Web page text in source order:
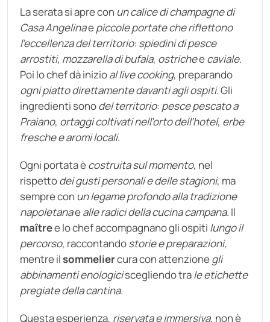
La serata si apre con un calice di champagne di
Casa Angelinaepiccole portate che riflettono
l’eccellenza del territorio: spiedini di pesce
arrostiti, mozzarella di bufala, ostricheecaviale.
Poi lo chef dà inizioal live cooking, preparando
ogni piatto direttamente davanti agli ospiti. Gli
ingredienti sonodel territorio: pesce pescato a
Praiano, ortaggi coltivati nell’orto dell’hotel, erbe
fresche e aromi locali.
Ogni portata ècostruita sul momento, nel
rispettodei gusti personali e delle stagioni, ma
sempre con un legame profondo alla tradizione
napoletanaealle radici della cucina campana. Il
maîtree lo chef accompagnano gli ospiti lungo il
percorso, raccontandostorie e preparazioni,
mentre ilsommeliercura con attenzionegli
abbinamenti enologiciscegliendo trale etichette
pregiate della cantina.
Questa esperienza, riservata e immersiva, non è